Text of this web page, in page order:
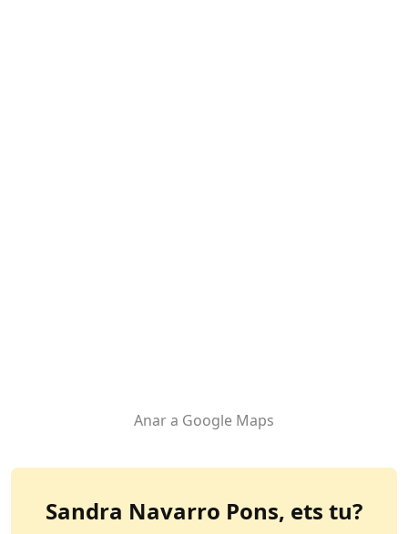
Anar a Google Maps
Sandra Navarro Pons, ets tu?